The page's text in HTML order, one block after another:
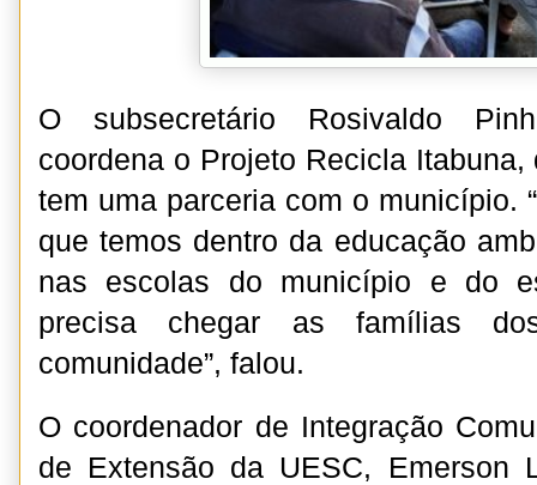
O subsecretário Rosivaldo
coordena o Projeto Recicla
tem uma parceria com o município.
que temos dentro da educação
nas escolas do município e do
precisa chegar as famílias
comunidade”, falou.
O coordenador de Integração
de Extensão da UESC, Emerson